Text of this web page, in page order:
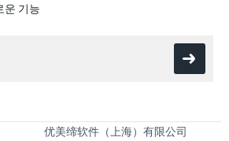
운 기능
优美缔软件（上海）有限公司